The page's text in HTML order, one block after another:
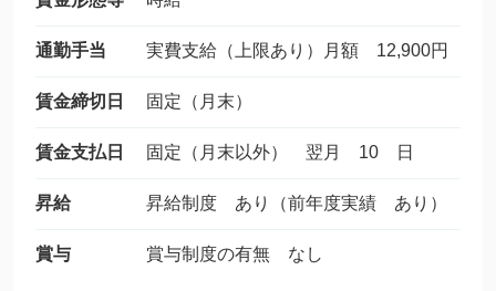
通勤手当 実費支給（上限あり）月額 12,900円
賃金締切日 固定（月末）
賃金支払日 固定（月末以外） 翌月 10 日
昇給 昇給制度 あり（前年度実績 あり）
賞与 賞与制度の有無 なし